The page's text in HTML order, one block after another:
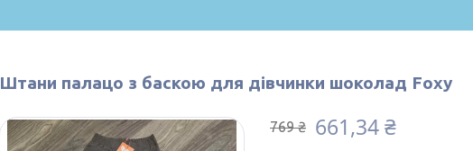
Штани палацо з баскою для дівчинки шоколад Foxy
769 ₴ 661,34 ₴